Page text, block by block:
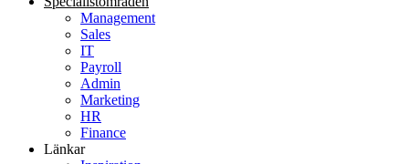
Management
Sales
IT
Payroll
Admin
Marketing
HR
Finance
Länkar